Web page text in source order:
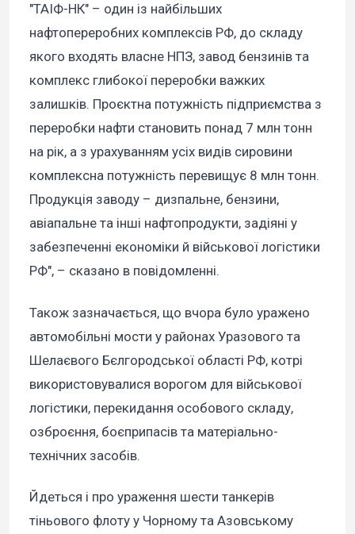
"ТАІФ-НК" – один із найбільших
нафтопереробних комплексів РФ, до складу
якого входять власне НПЗ, завод бензинів та
комплекс глибокої переробки важких
залишків. Проєктна потужність підприємства з
переробки нафти становить понад 7 млн тонн
на рік, а з урахуванням усіх видів сировини
комплексна потужність перевищує 8 млн тонн.
Продукція заводу – дизпальне, бензини,
авіапальне та інші нафтопродукти, задіяні у
забезпеченні економіки й військової логістики
РФ", – сказано в повідомленні.
Також зазначається, що вчора було уражено
автомобільні мости у районах Уразового та
Шелаєвого Бєлгородської області РФ, котрі
використовувалися ворогом для військової
логістики, перекидання особового складу,
озброєння, боєприпасів та матеріально-
технічних засобів.
Йдеться і про ураження шести танкерів
тіньового флоту у Чорному та Азовському